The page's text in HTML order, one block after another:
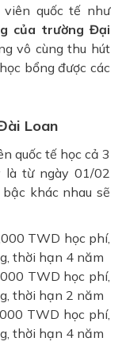
quốc tế như
của trường Đại
vô cùng thu hút
bổng được các
Loan
quốc tế học cả 3
là từ ngày 01/02
khác nhau sẽ
TWD học phí,
thời hạn 4 năm
TWD học phí,
thời hạn 2 năm
TWD học phí,
thời hạn 4 năm